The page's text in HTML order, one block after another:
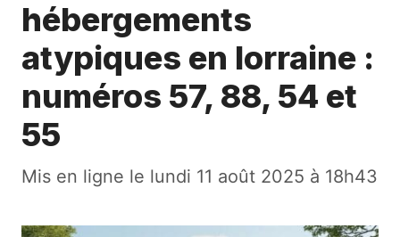
hébergements
atypiques en lorraine :
numéros 57, 88, 54 et
55
Mis en ligne le lundi 11 août 2025 à 18h43